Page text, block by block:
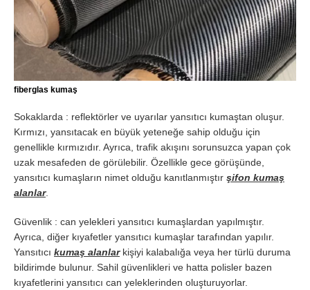
fiberglas kumaş
Sokaklarda : reflektörler ve uyarılar yansıtıcı kumaştan oluşur.
Kırmızı, yansıtacak en büyük yeteneğe sahip olduğu için
genellikle kırmızıdır. Ayrıca, trafik akışını sorunsuzca yapan çok
uzak mesafeden de görülebilir. Özellikle gece görüşünde,
yansıtıcı kumaşların nimet olduğu kanıtlanmıştır şifon kumaş
alanlar.
Güvenlik : can yelekleri yansıtıcı kumaşlardan yapılmıştır.
Ayrıca, diğer kıyafetler yansıtıcı kumaşlar tarafından yapılır.
Yansıtıcı kumaş alanlarkişiyi kalabalığa veya her türlü duruma
bildirimde bulunur. Sahil güvenlikleri ve hatta polisler bazen
kıyafetlerini yansıtıcı can yeleklerinden oluşturuyorlar.